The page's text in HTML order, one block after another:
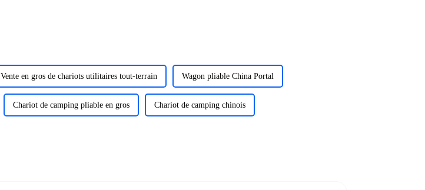
Vente en gros de chariots utilitaires tout-terrain Wagon pliable China Portal
Chariot de camping pliable en gros Chariot de camping chinois